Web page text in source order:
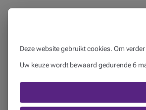
Deze website gebruikt cookies. Om
Uw keuze wordt bewaard gedurende 6